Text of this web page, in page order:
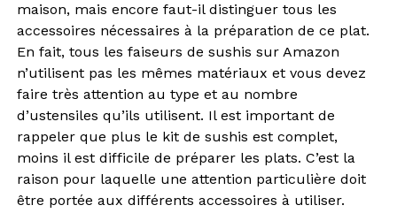
maison, mais encore faut-il distinguer tous les
accessoires nécessaires à la préparation de ce plat.
En fait, tous les faiseurs de sushis sur Amazon
n’utilisent pas les mêmes matériaux et vous devez
faire très attention au type et au nombre
d’ustensiles qu’ils utilisent. Il est important de
rappeler que plus le kit de sushis est complet,
moins il est difficile de préparer les plats. C’est la
raison pour laquelle une attention particulière doit
être portée aux différents accessoires à utiliser.